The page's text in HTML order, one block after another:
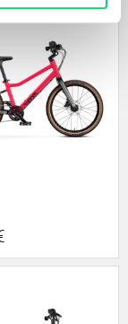
zu
Partner
weiter.
die Du
Deiner